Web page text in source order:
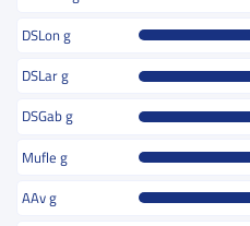
DSLon g
DSLar g
DSGab g
Mufle g
AAv g